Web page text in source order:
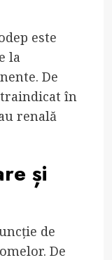
este
la
De
în
renală
și
de
De